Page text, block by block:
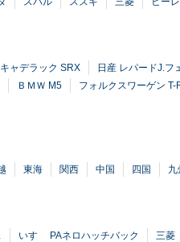
キャデラック SRX 日産 レパードJ.フ
ＢＭＷ M5 フォルクスワーゲン T-
東海 関西 中国 四国 九
いすゞ PAネロハッチバック 三菱